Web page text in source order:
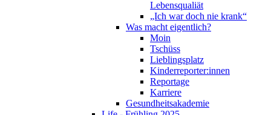
Lebensqualiät
„Ich war doch nie krank“
Was macht eigentlich?
Moin
Tschüss
Lieblingsplatz
Kinderreporter:innen
Reportage
Karriere
Gesundheitsakademie